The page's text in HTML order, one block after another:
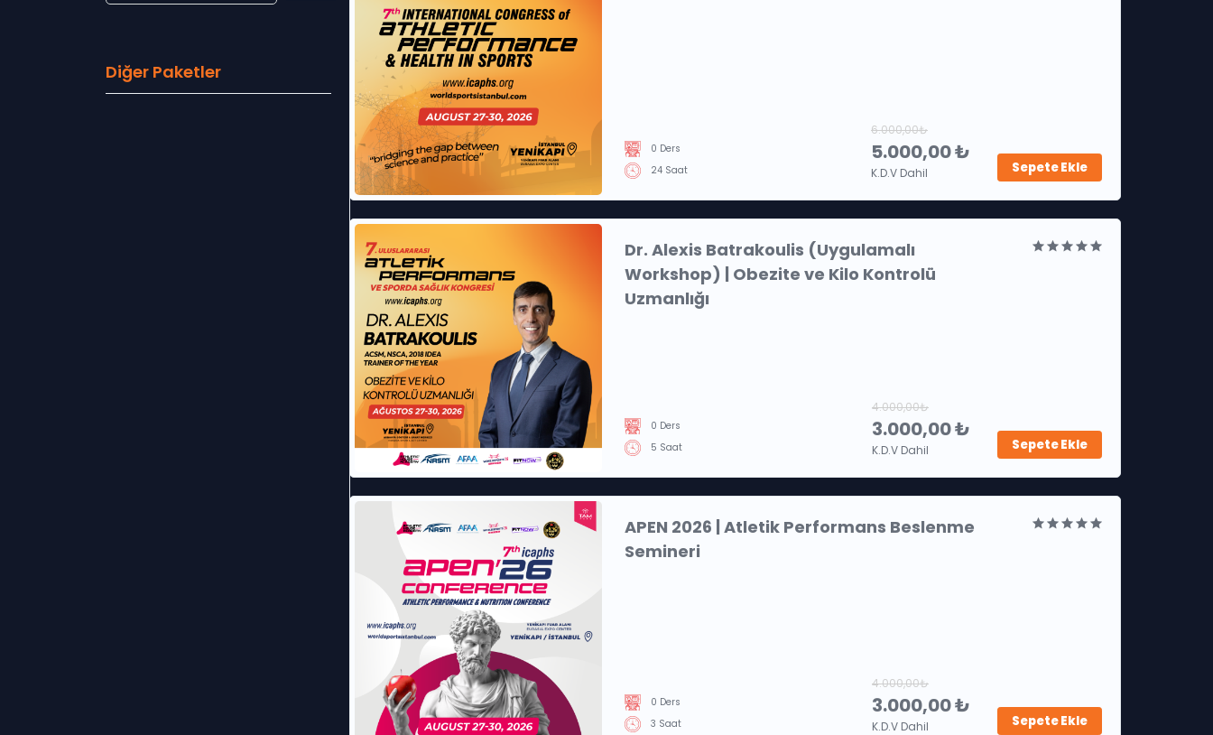
Diğer Paketler
0 Ders
24 Saat
6.000,00₺
5.000,00 ₺
K.D.V Dahil Sepete Ekle
Dr. Alexis Batrakoulis (Uygulamalı
Workshop) | Obezite ve Kilo Kontrolü
Uzmanlığı
0 Ders
5 Saat
4.000,00₺
3.000,00 ₺
K.D.V Dahil Sepete Ekle
APEN 2026 | Atletik Performans Beslenme
Semineri
0 Ders
3 Saat
4.000,00₺
3.000,00 ₺
K.D.V Dahil Sepete Ekle